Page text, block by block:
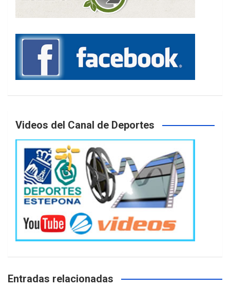
Videos del Canal de Deportes
Entradas relacionadas